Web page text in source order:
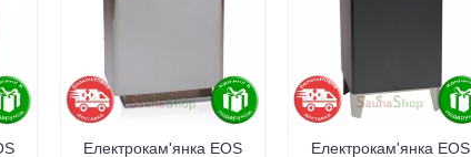
Електрокам'янка EOS
Електрокам'янка EOS